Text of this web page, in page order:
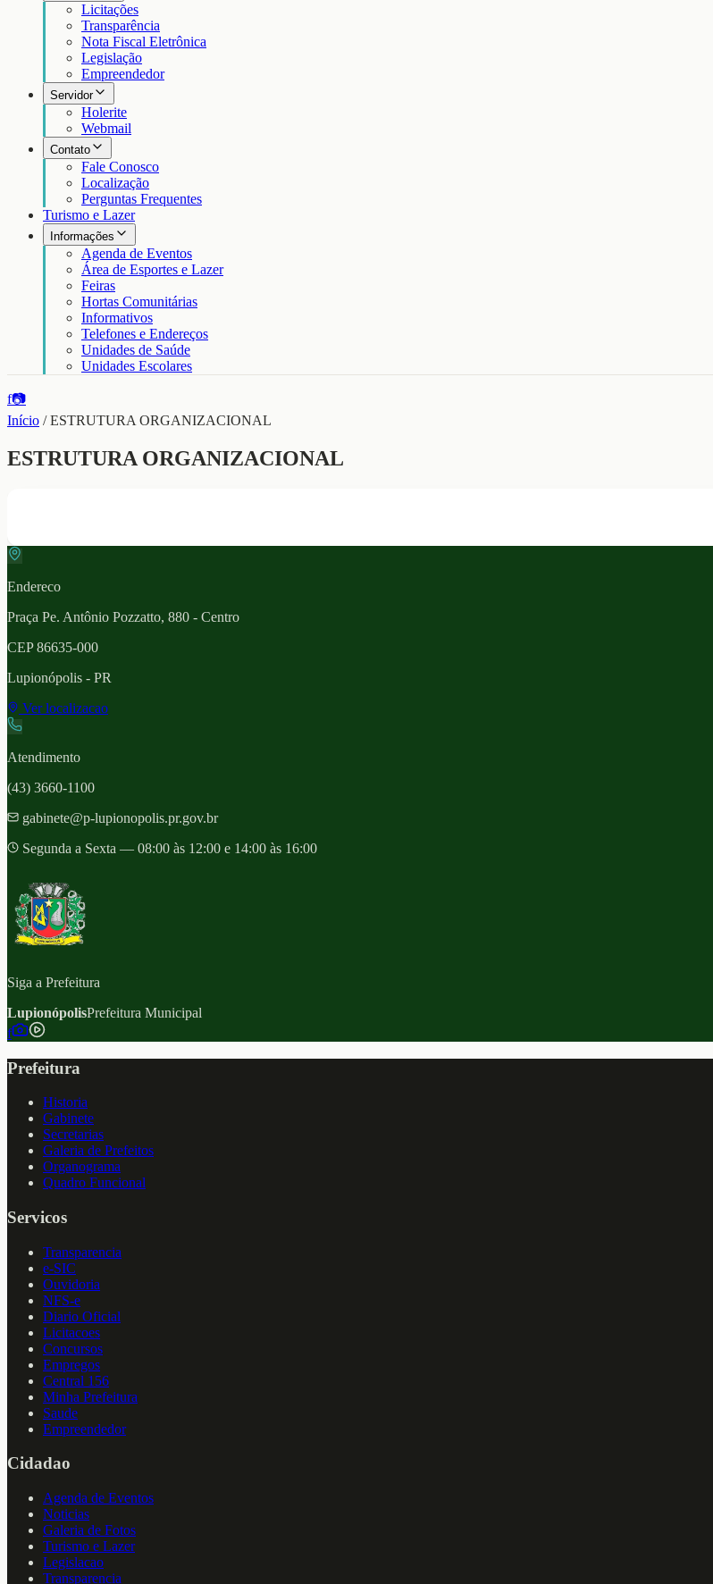
Licitações
Transparência
Nota Fiscal Eletrônica
Legislação
Empreendedor
Servidor
Holerite
Webmail
Contato
Fale Conosco
Localização
Perguntas Frequentes
Turismo e Lazer
Informações
Agenda de Eventos
Área de Esportes e Lazer
Feiras
Hortas Comunitárias
Informativos
Telefones e Endereços
Unidades de Saúde
Unidades Escolares
f📷
Início /ESTRUTURA ORGANIZACIONAL
ESTRUTURA ORGANIZACIONAL
Endereco
Praça Pe. Antônio Pozzatto, 880 - Centro
CEP86635-000
Lupionópolis - PR
Ver localizacao
Atendimento
(43) 3660-1100
gabinete@p-lupionopolis.pr.gov.br
Segunda a Sexta — 08:00 às 12:00 e 14:00 às 16:00
Siga a Prefeitura
LupionópolisPrefeitura Municipal
f
Prefeitura
Historia
Gabinete
Secretarias
Galeria de Prefeitos
Organograma
Quadro Funcional
Servicos
Transparencia
e-SIC
Ouvidoria
NFS-e
Diario Oficial
Licitacoes
Concursos
Empregos
Central 156
Minha Prefeitura
Saude
Empreendedor
Cidadao
Agenda de Eventos
Noticias
Galeria de Fotos
Turismo e Lazer
Legislacao
Transparencia